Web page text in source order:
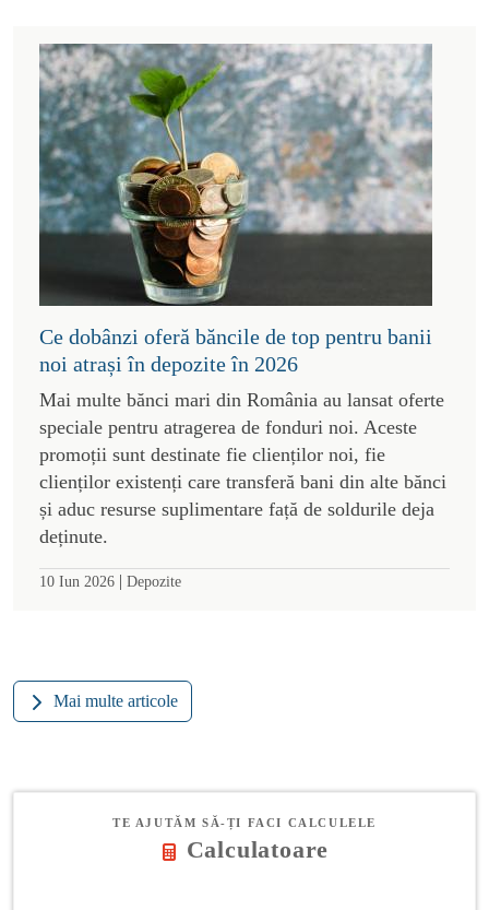
Ce dobânzi oferă băncile de top pentru banii
noi atrași în depozite în 2026
Mai multe bănci mari din România au lansat oferte
speciale pentru atragerea de fonduri noi. Aceste
promoții sunt destinate fie clienților noi, fie
clienților existenți care transferă bani din alte bănci
și aduc resurse suplimentare față de soldurile deja
deținute.
10 Iun 2026 | Depozite
Mai multe articole
TE AJUTĂM SĂ-ȚI FACI CALCULELE
Calculatoare